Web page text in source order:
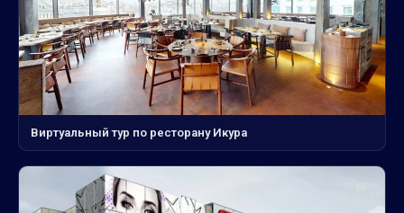
Виртуальный тур по ресторану Икура